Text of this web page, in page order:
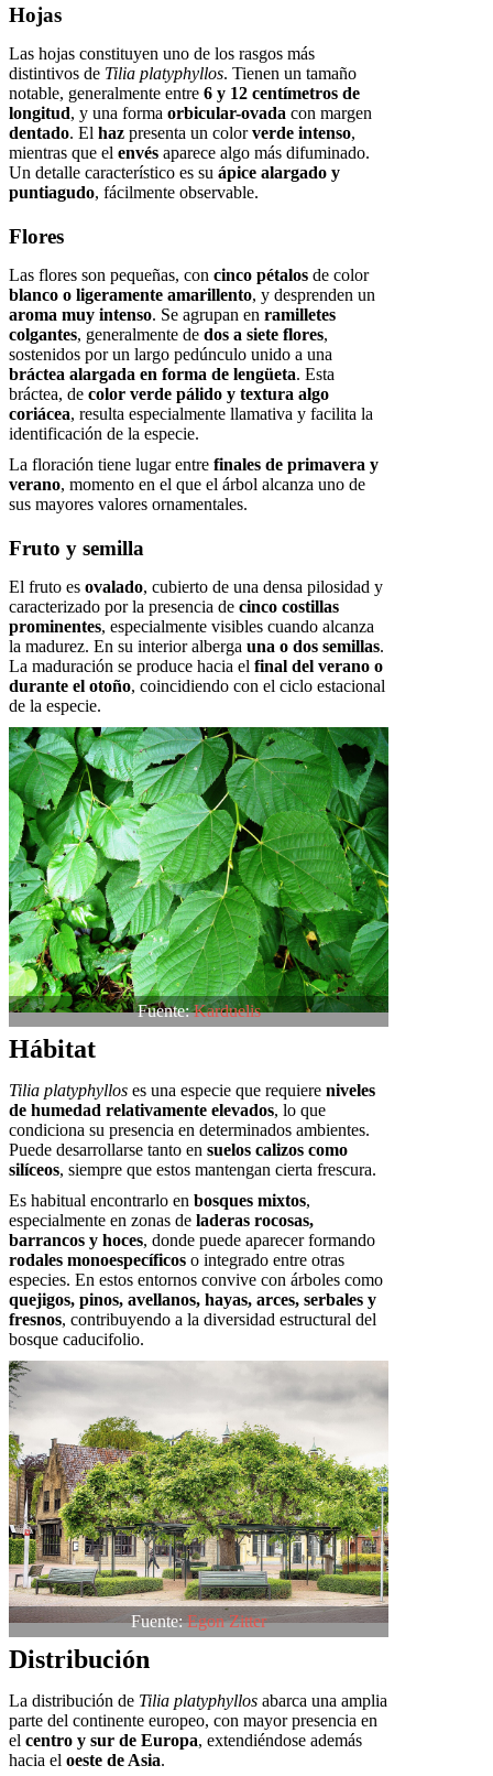
Hojas
Las hojas constituyen uno de los rasgos más
distintivos de Tilia platyphyllos. Tienen un tamaño
notable, generalmente entre 6 y 12 centímetros de
longitud, y una forma orbicular-ovada con margen
dentado. El haz presenta un colorverde intenso,
mientras que el envés aparece algo más difuminado.
Un detalle característico es su ápice alargado y
puntiagudo, fácilmente observable.
Flores
Las flores son pequeñas, con cinco pétalos de color
blanco o ligeramente amarillento, y desprenden un
aroma muy intenso. Se agrupan en ramilletes
colgantes, generalmente de dos a siete flores,
sostenidos por un largo pedúnculo unido a una
bráctea alargada en forma de lengüeta. Esta
bráctea, de color verde pálido y textura algo
coriácea, resulta especialmente llamativa y facilita la
identificación de la especie.
La floración tiene lugar entre finales de primavera y
verano, momento en el que el árbol alcanza uno de
sus mayores valores ornamentales.
Fruto y semilla
El fruto es ovalado, cubierto de una densa pilosidad y
caracterizado por la presencia de cinco costillas
prominentes, especialmente visibles cuando alcanza
la madurez. En su interior alberga una o dos semillas.
La maduración se produce hacia el final del verano o
durante el otoño, coincidiendo con el ciclo estacional
de la especie.
Fuente:Karduelis
Hábitat
Tilia platyphyllos es una especie que requiere niveles
de humedad relativamente elevados, lo que
condiciona su presencia en determinados ambientes.
Puede desarrollarse tanto en suelos calizos como
silíceos, siempre que estos mantengan cierta frescura.
Es habitual encontrarlo en bosques mixtos,
especialmente en zonas de laderas rocosas,
barrancos y hoces, donde puede aparecer formando
rodales monoespecíficos o integrado entre otras
especies. En estos entornos convive con árboles como
quejigos, pinos, avellanos, hayas, arces, serbales y
fresnos, contribuyendo a la diversidad estructural del
bosque caducifolio.
Fuente:Egon Zitter
Distribución
La distribución de Tilia platyphyllos abarca una amplia
parte del continente europeo, con mayor presencia en
el centro y sur de Europa, extendiéndose además
hacia el oeste de Asia.